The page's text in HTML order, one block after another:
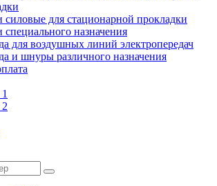
силовые для стационарной прокладки
специального назначения
для воздушных линий электропередач
и шнуры различного назначения